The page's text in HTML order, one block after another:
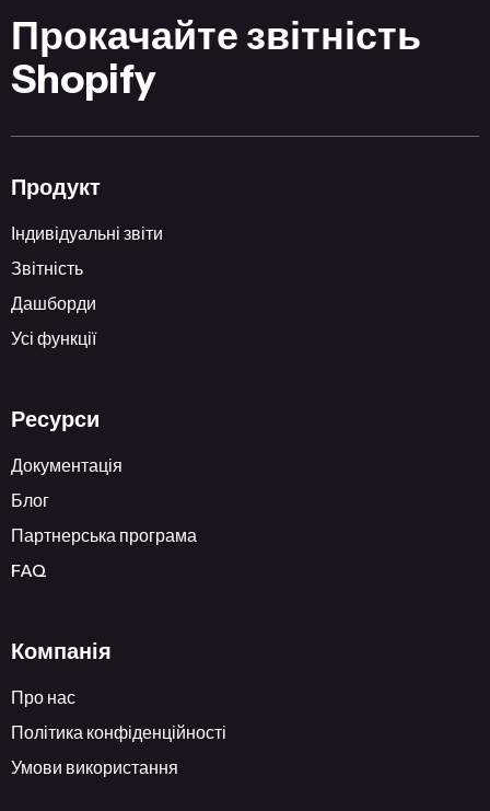
Прокачайте звітність
Shopify
Продукт
Індивідуальні звіти
Звітність
Дашборди
Усі функції
Ресурси
Документація
Блог
Партнерська програма
FAQ
Компанія
Про нас
Політика конфіденційності
Умови використання